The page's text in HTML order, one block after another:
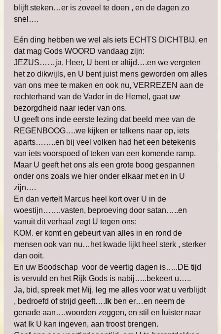
blijft steken…er is zoveel te doen , en de dagen zo
snel….
Eén ding hebben we wel als iets ECHTS DICHTBIJ, en
dat mag Gods WOORD vandaag zijn:
JEZUS……ja, Heer, U bent er altijd….en we vergeten
het zo dikwijls, en U bent juist mens geworden om alles
van ons mee te maken en ook nu, VERREZEN aan de
rechterhand van de Vader in de Hemel, gaat uw
bezorgdheid naar ieder van ons.
U geeft ons inde eerste lezing dat beeld mee van de
REGENBOOG….we kijken er telkens naar op, iets
aparts……..en bij veel volken had het een betekenis
van iets voorspoed of teken van een komende ramp.
Maar U geeft het ons als een grote boog gespannen
onder ons zoals we hier onder elkaar met en in U
zijn….
En dan vertelt Marcus heel kort over U in de
woestijn…….vasten, beproeving door satan…..en
vanuit dit verhaal zegt U tegen ons:
KOM. er komt en gebeurt van alles in en rond de
mensen ook van nu…het kwade lijkt heel sterk , sterker
dan ooit.
En uw Boodschap voor de veertig dagen is…..DE tijd
is vervuld en het Rijk Gods is nabij…..bekeert u…..
Ja, bid, spreek met Mij, leg me alles voor wat u verblijdt
, bedroefd of strijd geeft…. Ikben er…en neem de
genade aan….woorden zeggen, en stil en luister naar
wat Ik U kan ingeven, aan troost brengen.